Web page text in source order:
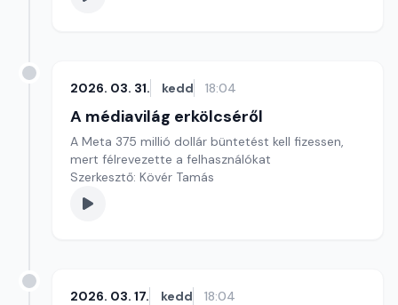
2026. 03. 31. kedd 18:04
A médiavilág erkölcséről
A Meta 375 millió dollár büntetést kell fizessen,
mert félrevezette a felhasználókat
Szerkesztő: Kövér Tamás
2026. 03. 17. kedd 18:04